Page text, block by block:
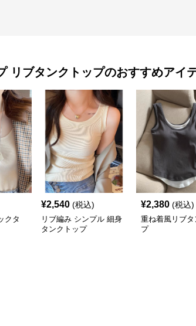
リブタンクトップのおすすめアイ
クタ
¥2,540 (税込)
リブ編み シンプル 細身
タンクトップ
¥2,380 (税込)
重ね着風リブタ
プ